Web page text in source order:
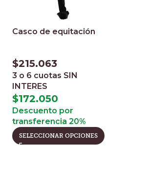
Casco de equitación
$215.063
3 o 6 cuotas SIN
INTERES
$172.050
Descuento por
transferencia 20%
SELECCIONAR OPCIONES